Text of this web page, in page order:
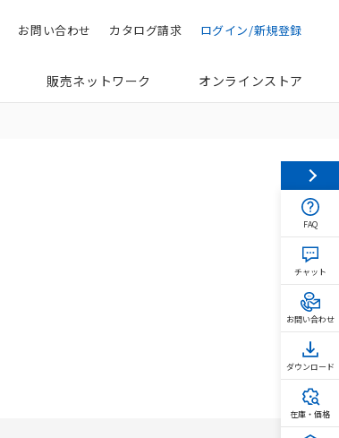
検索 ログイン/新規登録
カタログ請求
お問い合わせ
販売ネットワーク オンラインストア
FAQ
チャット
お問い合わせ
ダウンロード
在庫・価格